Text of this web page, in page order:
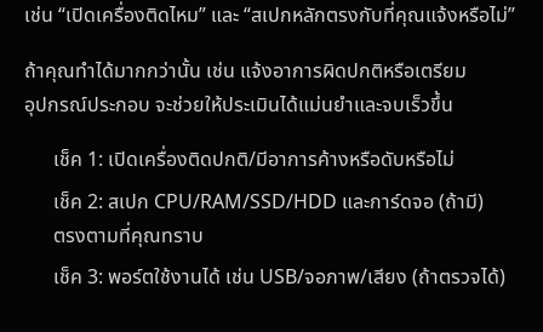
เช่น “เปิดเครื่องติดไหม” และ “สเปกหลักตรงกับที่คุณแจ้งหรือไม่”
ถ้าคุณทำได้มากกว่านั้น เช่น แจ้งอาการผิดปกติหรือเตรียม
อุปกรณ์ประกอบ จะช่วยให้ประเมินได้แม่นยำและจบเร็วขึ้น
เช็ค 1: เปิดเครื่องติดปกติ/มีอาการค้างหรือดับหรือไม่
เช็ค 2: สเปก CPU/RAM/SSD/HDD และการ์ดจอ (ถ้ามี)
ตรงตามที่คุณทราบ
เช็ค 3: พอร์ตใช้งานได้ เช่น USB/จอภาพ/เสียง (ถ้าตรวจได้)